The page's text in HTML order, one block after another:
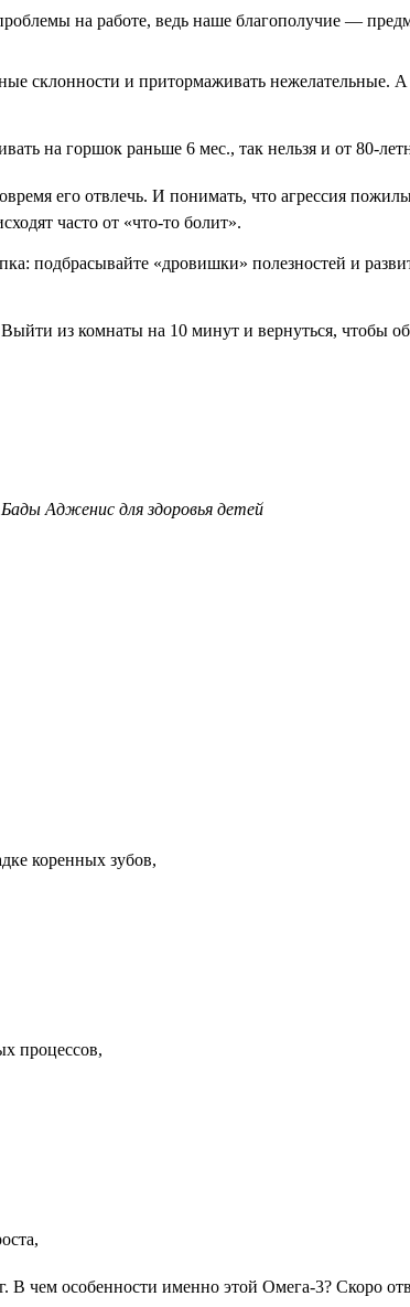
на работе, ведь наше благополучие —
склонности и притормаживать нежелательные.
на горшок раньше 6 мес., так нельзя и от 80-
его отвлечь. И понимать, что агрессия
часто от «что-то болит».
подбрасывайте «дровишки» полезностей и
из комнаты на 10 минут и вернуться, чтобы
Адженис для здоровья детей
коренных зубов,
процессов,
В чем особенности именно этой Омега-3? Скоро